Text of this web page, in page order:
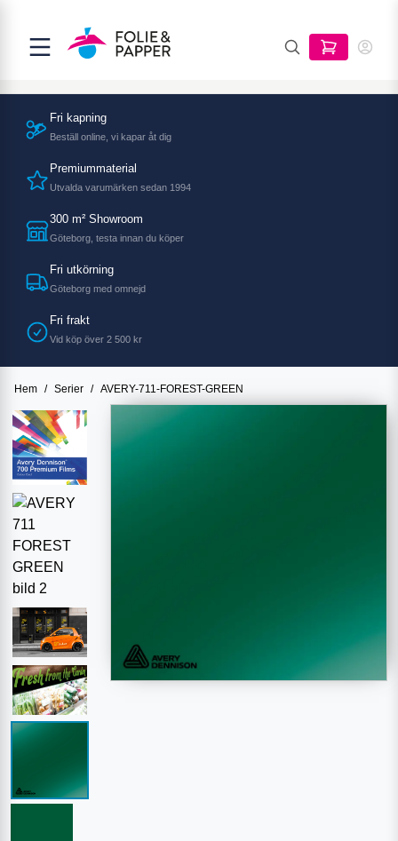
Fri kapning
Beställ online, vi kapar åt dig
Premiummaterial
Utvalda varumärken sedan 1994
300 m² Showroom
Göteborg, testa innan du köper
Fri utkörning
Göteborg med omnejd
Fri frakt
Vid köp över 2 500 kr
Hem / Serier / AVERY-711-FOREST-GREEN